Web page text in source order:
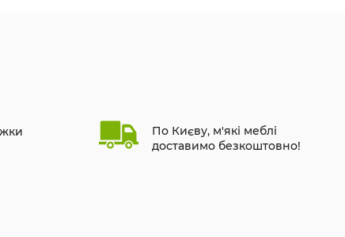
По Києву, м'які меблі
доставимо безкоштовно!